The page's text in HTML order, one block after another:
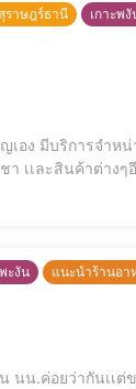
ราษฎร์ธานี เกาะพงั
เเละสินค้าต่าง
ะงัน แนะนำร้านอา
นี้